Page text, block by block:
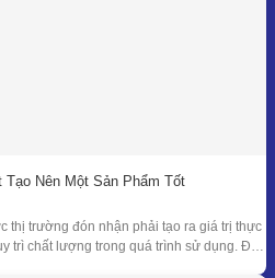
Tạo Nên Một Sản Phẩm Tốt
thị trường đón nhận phải tạo ra giá trị thực
trì chất lượng trong quá trình sử dụng. Để
kiểm soát đồng bộ từ mục tiêu nghiên